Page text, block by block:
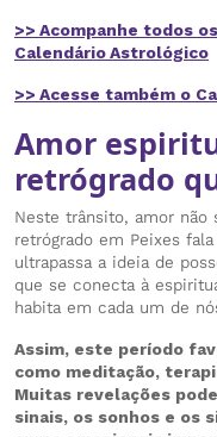
>> Acompanhe todos
Calendário Astrológico
>> Acesse também o
Amor
retrógrado
Neste trânsito, amor não
retrógrado em Peixes
ultrapassa a ideia de
que se conecta à
habita em cada um de
Assim, este período
como meditação,
Muitas revelações
sinais, os sonhos e os